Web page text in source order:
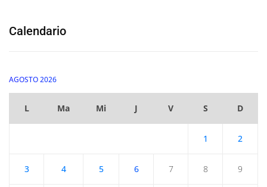
Calendario
AGOSTO 2026
L Ma Mi J V S D
1 2
3 4 5 6 7 8 9